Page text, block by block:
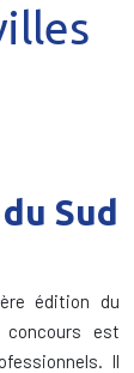
Sud
édition du
concours est
Il